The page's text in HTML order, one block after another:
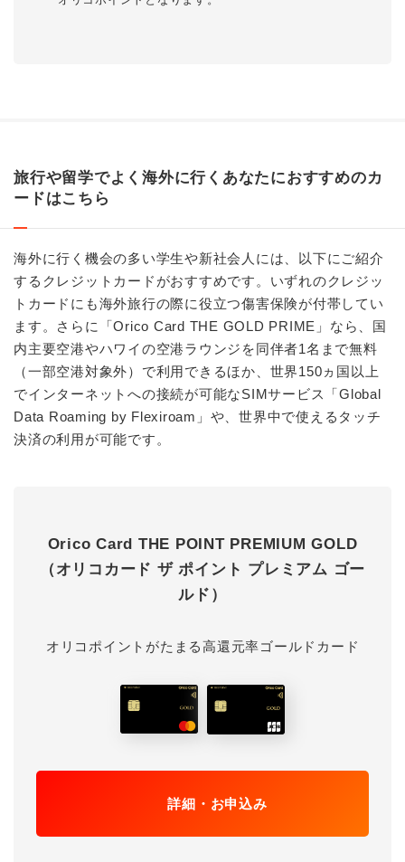
旅行や留学でよく海外に行くあなたにおすすめのカ
ードはこちら
海外に行く機会の多い学生や新社会人には、以下にご紹介
するクレジットカードがおすすめです。いずれのクレジッ
トカードにも海外旅行の際に役立つ傷害保険が付帯してい
ます。さらに「Orico Card THE GOLD PRIME」なら、国
内主要空港やハワイの空港ラウンジを同伴者1名まで無料
（一部空港対象外）で利用できるほか、世界150ヵ国以上
でインターネットへの接続が可能なSIMサービス「Global
Data Roaming by Flexiroam」や、世界中で使えるタッチ
決済の利用が可能です。
Orico Card THE POINT PREMIUM GOLD
（オリコカード ザ ポイント プレミアム ゴー
ルド）
オリコポイントがたまる高還元率ゴールドカード
詳細・お申込み